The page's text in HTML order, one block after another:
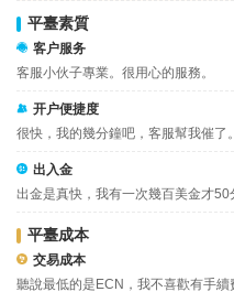
平臺素質
客户服务
客服小伙子專業。很用心的服務。
开户便捷度
很快，我的幾分鐘吧，客服幫我催了。
出入金
出金是真快，我有一次幾百美金才50
平臺成本
交易成本
聽說最低的是ECN，我不喜歡有手